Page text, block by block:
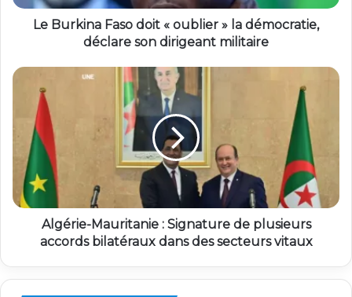
Le Burkina Faso doit « oublier » la démocratie,
déclare son dirigeant militaire
Algérie-Mauritanie : Signature de plusieurs
accords bilatéraux dans des secteurs vitaux